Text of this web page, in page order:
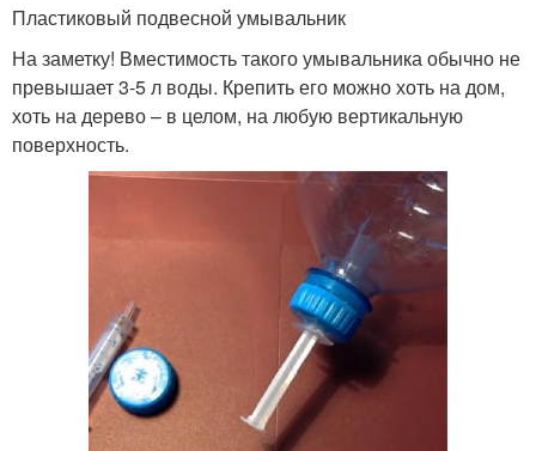
Пластиковый подвесной умывальник
На заметку! Вместимость такого умывальника обычно не
превышает 3-5 л воды. Крепить его можно хоть на дом,
хоть на дерево – в целом, на любую вертикальную
поверхность.